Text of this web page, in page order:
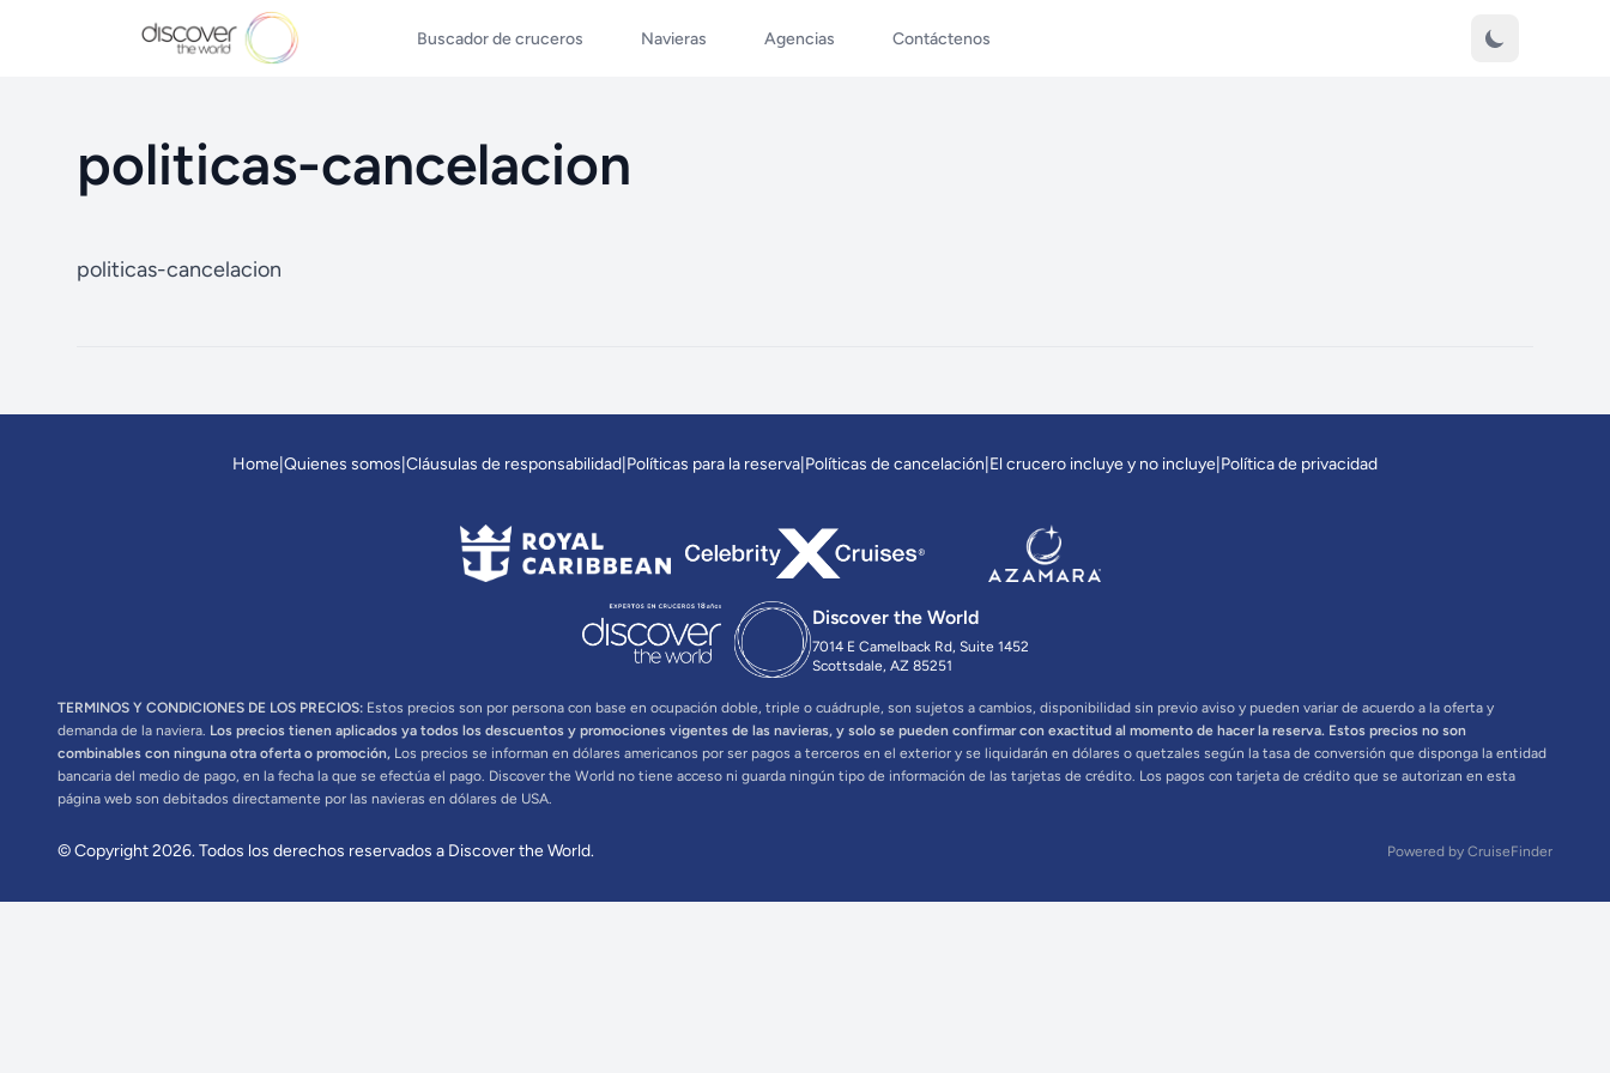
Buscador de cruceros Navieras Agencias Contáctenos
politicas-cancelacion
politicas-cancelacion
Home Quienes somos Cláusulas de responsabilidad Políticas para la reserva Políticas de cancelación El crucero incluye y no incluye Política de privacidad
Discover the World
7014 E Camelback Rd, Suite 1452
Scottsdale, AZ 85251
TERMINOS Y CONDICIONES DE LOS PRECIOS: Estos precios son por persona con base en ocupación doble, triple o cuádruple, son sujetos a cambios, disponibilidad sin previo aviso y pueden variar de acuerdo a la oferta y
demanda de la naviera. Los precios tienen aplicados ya todos los descuentos y promociones vigentes de las navieras, y solo se pueden confirmar con exactitud al momento de hacer la reserva. Estos precios no son
combinables con ninguna otra oferta o promoción, Los precios se informan en dólares americanos por ser pagos a terceros en el exterior y se liquidarán en dólares o quetzales según la tasa de conversión que disponga la entidad
bancaria del medio de pago, en la fecha la que se efectúa el pago. Discover the World no tiene acceso ni guarda ningún tipo de información de las tarjetas de crédito. Los pagos con tarjeta de crédito que se autorizan en esta
página web son debitados directamente por las navieras en dólares de USA.
© Copyright 2026. Todos los derechos reservados a Discover the World. Powered by CruiseFinder